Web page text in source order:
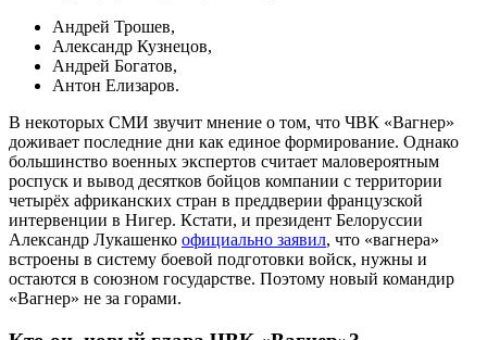
Андрей Трошев,
Александр Кузнецов,
Андрей Богатов,
Антон Елизаров.
В некоторых СМИ звучит мнение о том, что ЧВК «Вагнер»
доживает последние дни как единое формирование. Однако
большинство военных экспертов считает маловероятным
роспуск и вывод десятков бойцов компании с территории
четырёх африканских стран в преддверии французской
интервенции в Нигер. Кстати, и президент Белоруссии
Александр Лукашенко официально заявил, что «вагнера»
встроены в систему боевой подготовки войск, нужны и
остаются в союзном государстве. Поэтому новый командир
«Вагнер» не за горами.